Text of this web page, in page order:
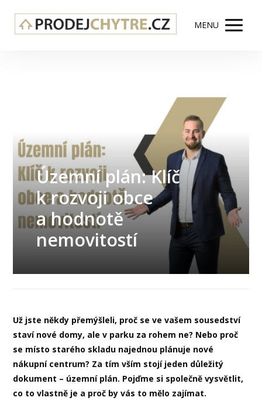
MENU
Územní plán: Klíč
k rozvoji obce
a hodnotě
nemovitostí
Už jste někdy přemýšleli, proč se ve vašem sousedství
staví nové domy, ale v parku za rohem ne? Nebo proč
se místo starého skladu najednou plánuje nové
nákupní centrum? Za tím vším stojí jeden důležitý
dokument – územní plán. Pojďme si společně vysvětlit,
co to vlastně je a proč by vás to mělo zajímat.